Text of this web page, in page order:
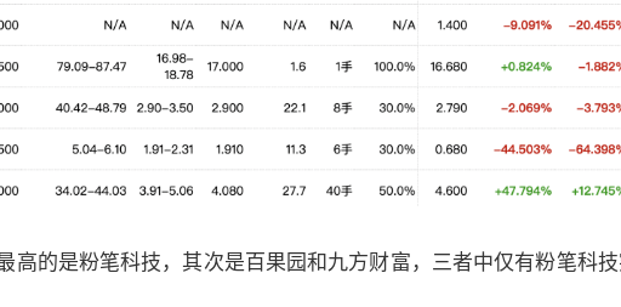
高的是粉笔科技，其次是百果园和九方财富，三者中仅有粉笔科